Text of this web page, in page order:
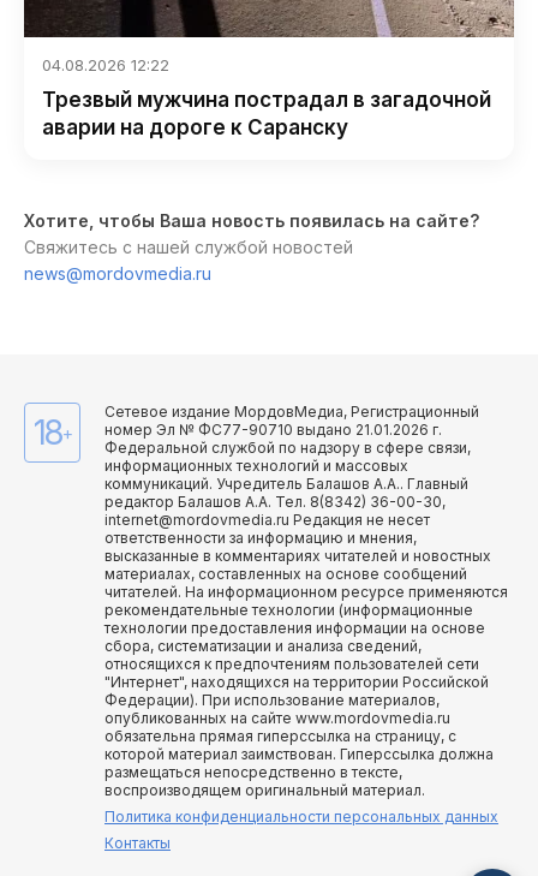
04.08.2026 12:22
Трезвый мужчина пострадал в загадочной
аварии на дороге к Саранску
Хотите, чтобы Ваша новость появилась на сайте?
Свяжитесь с нашей службой новостей
news@mordovmedia.ru
18+
Сетевое издание МордовМедиа, Регистрационный
номер Эл № ФС77-90710 выдано 21.01.2026 г.
Федеральной службой по надзору в сфере связи,
информационных технологий и массовых
коммуникаций. Учредитель Балашов А.А.. Главный
редактор Балашов А.А. Тел. 8(8342) 36-00-30,
internet@mordovmedia.ru Редакция не несет
ответственности за информацию и мнения,
высказанные в комментариях читателей и новостных
материалах, составленных на основе сообщений
читателей. На информационном ресурсе применяются
рекомендательные технологии (информационные
технологии предоставления информации на основе
сбора, систематизации и анализа сведений,
относящихся к предпочтениям пользователей сети
"Интернет", находящихся на территории Российской
Федерации). При использование материалов,
опубликованных на сайте www.mordovmedia.ru
обязательна прямая гиперссылка на страницу, с
которой материал заимствован. Гиперссылка должна
размещаться непосредственно в тексте,
воспроизводящем оригинальный материал.
Политика конфиденциальности персональных данных
Контакты